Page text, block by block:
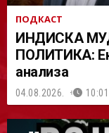
ПОДКАСТ
ИНДИСКА
ПОЛИТИКА:
анализа
04.08.2026. 10:01